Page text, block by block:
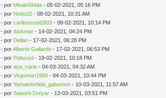
- por MisakiShida - 05-02-2021, 05:16 PM
- por Netto22 - 08-02-2021, 10:31 AM
- porcarlitoscool2803 - 08-02-2021, 10:14 PM
- pordarkmur - 14-02-2021, 04:24 PM
- por Dellan - 17-02-2021, 06:28 PM
- porAlberto Gallardo - 17-02-2021, 06:53 PM
- por Polocool - 19-02-2021, 10:18 PM
- poraya_varie - 04-03-2021, 04:32 AM
- porVirgoman1990 - 04-03-2021, 10:44 PM
- porYamatoIshida_gabumon - 10-03-2021, 11:57 AM
- porSatoshi Dreyar - 13-03-2021, 03:51 PM